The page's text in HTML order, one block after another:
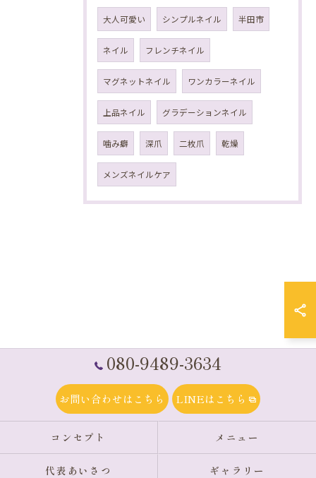
大人可愛い シンプルネイル 半田市
ネイル フレンチネイル
マグネットネイル ワンカラーネイル
上品ネイル グラデーションネイル
噛み癖 深爪 二枚爪 乾燥
メンズネイルケア
080-9489-3634
お問い合わせはこちら LINEはこちら
コンセプト メニュー
代表あいさつ ギャラリー